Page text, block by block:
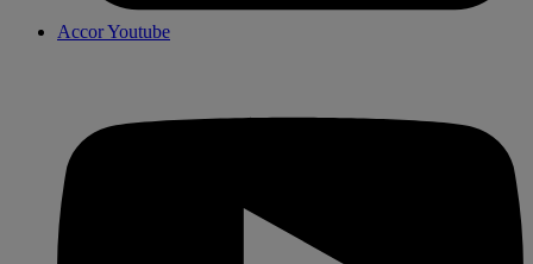
Accor Youtube